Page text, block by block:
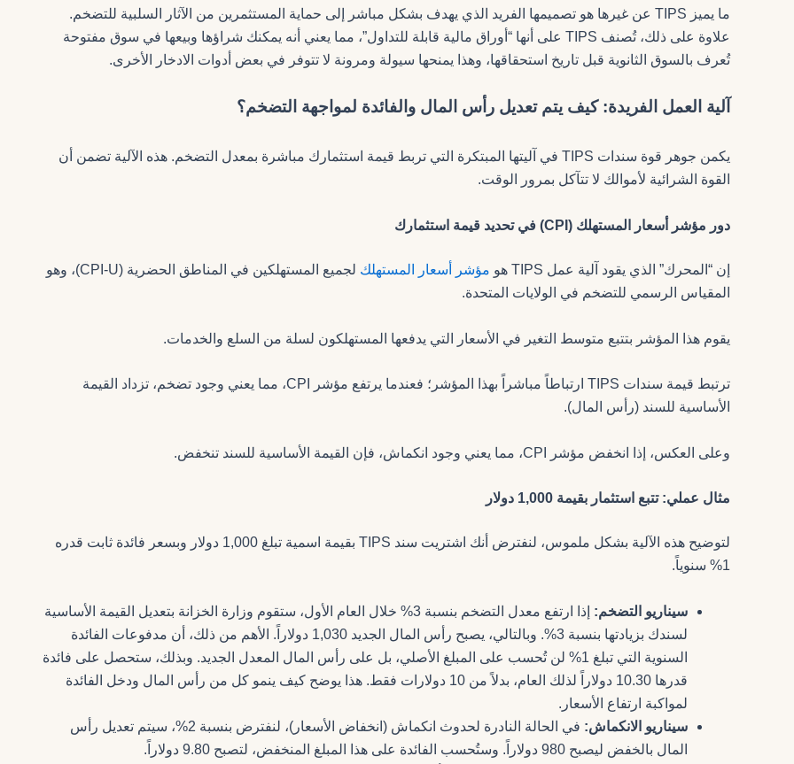
ما يميز TIPS عن غيرها هو تصميمها الفريد الذي يهدف بشكل مباشر إلى حماية المستثمرين من الآثار السلبية للتضخم.
علاوة على ذلك، تُصنف TIPS على أنها “أوراق مالية قابلة للتداول”، مما يعني أنه يمكنك شراؤها وبيعها في سوق مفتوحة
تُعرف بالسوق الثانوية قبل تاريخ استحقاقها، وهذا يمنحها سيولة ومرونة لا تتوفر في بعض أدوات الادخار الأخرى.
آلية العمل الفريدة: كيف يتم تعديل رأس المال والفائدة لمواجهة التضخم؟
يكمن جوهر قوة سندات TIPS في آليتها المبتكرة التي تربط قيمة استثمارك مباشرة بمعدل التضخم. هذه الآلية تضمن أن
القوة الشرائية لأموالك لا تتآكل بمرور الوقت.
دور مؤشر أسعار المستهلك (CPI) في تحديد قيمة استثمارك
إن “المحرك” الذي يقود آلية عمل TIPS هو مؤشر أسعار المستهلك
لجميع المستهلكين في المناطق الحضرية (CPI-U)، وهو
المقياس الرسمي للتضخم في الولايات المتحدة.
يقوم هذا المؤشر بتتبع متوسط التغير في الأسعار التي يدفعها المستهلكون لسلة من السلع والخدمات.
ترتبط قيمة سندات TIPS ارتباطاً مباشراً بهذا المؤشر؛ فعندما يرتفع مؤشر CPI، مما يعني وجود تضخم، تزداد القيمة
الأساسية للسند (رأس المال).
وعلى العكس، إذا انخفض مؤشر CPI، مما يعني وجود انكماش، فإن القيمة الأساسية للسند تنخفض.
مثال عملي: تتبع استثمار بقيمة 1,000 دولار
لتوضيح هذه الآلية بشكل ملموس، لنفترض أنك اشتريت سند TIPS بقيمة اسمية تبلغ 1,000 دولار وبسعر فائدة ثابت قدره
1% سنوياً.
سيناريو التضخم:
إذا ارتفع معدل التضخم بنسبة 3% خلال العام الأول، ستقوم وزارة الخزانة بتعديل القيمة الأساسية
لسندك بزيادتها بنسبة 3%. وبالتالي، يصبح رأس المال الجديد 1,030 دولاراً. الأهم من ذلك، أن مدفوعات الفائدة
السنوية التي تبلغ 1% لن تُحسب على المبلغ الأصلي، بل على رأس المال المعدل الجديد. وبذلك، ستحصل على فائدة
قدرها 10.30 دولاراً لذلك العام، بدلاً من 10 دولارات فقط. هذا يوضح كيف ينمو كل من رأس المال ودخل الفائدة
لمواكبة ارتفاع الأسعار.
سيناريو الانكماش:
في الحالة النادرة لحدوث انكماش (انخفاض الأسعار)، لنفترض بنسبة 2%، سيتم تعديل رأس
المال بالخفض ليصبح 980 دولاراً. وستُحسب الفائدة على هذا المبلغ المنخفض، لتصبح 9.80 دولاراً.